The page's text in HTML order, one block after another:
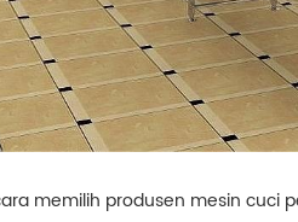
memilih produsen mesin cuci